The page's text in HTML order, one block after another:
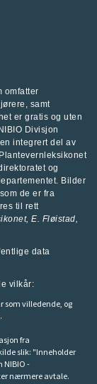
omfatter
samt
er gratis og uten
NIBIO Divisjon
integrert del av
og
. Bilder
de er fra
til rett
, E. Fløistad,
data
vilkår:
som villedende, og
fra
slik: "Inneholder
NIBIO -
nærmere avtale.